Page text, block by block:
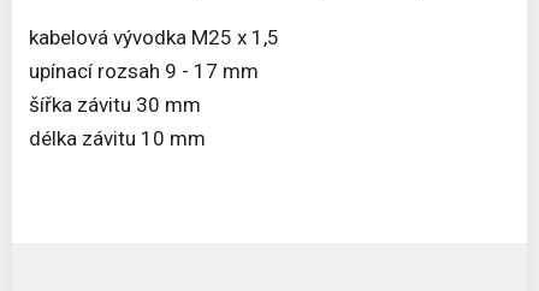
kabelová vývodka M25 x 1,5
upínací rozsah 9 - 17 mm
šířka závitu 30 mm
délka závitu 10 mm